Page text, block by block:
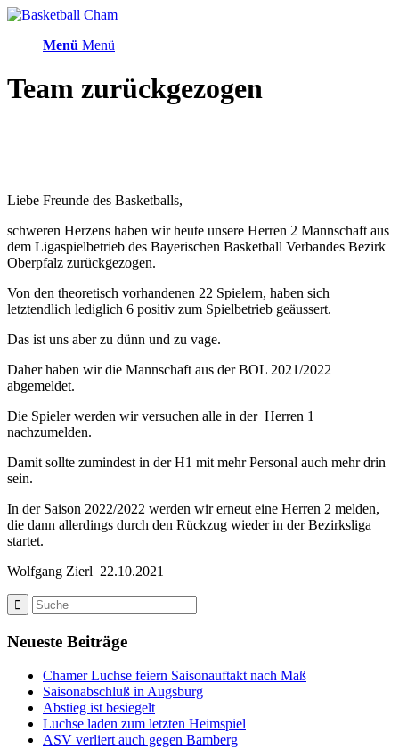
Menü Menü
Team zurückgezogen
Liebe Freunde des Basketballs,
schweren Herzens haben wir heute unsere Herren 2 Mannschaft aus
dem Ligaspielbetrieb des Bayerischen Basketball Verbandes Bezirk
Oberpfalz zurückgezogen.
Von den theoretisch vorhandenen 22 Spielern, haben sich
letztendlich lediglich 6 positiv zum Spielbetrieb geäussert.
Das ist uns aber zu dünn und zu vage.
Daher haben wir die Mannschaft aus der BOL 2021/2022
abgemeldet.
Die Spieler werden wir versuchen alle in der Herren 1
nachzumelden.
Damit sollte zumindest in der H1 mit mehr Personal auch mehr drin
sein.
In der Saison 2022/2022 werden wir erneut eine Herren 2 melden,
die dann allerdings durch den Rückzug wieder in der Bezirksliga
startet.
Wolfgang Zierl 22.10.2021
Neueste Beiträge
Chamer Luchse feiern Saisonauftakt nach Maß
Saisonabschluß in Augsburg
Abstieg ist besiegelt
Luchse laden zum letzten Heimspiel
ASV verliert auch gegen Bamberg